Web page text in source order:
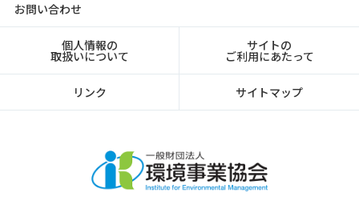
お問い合わせ
個人情報の
取扱いについて
サイトの
ご利用にあたって
リンク サイトマップ